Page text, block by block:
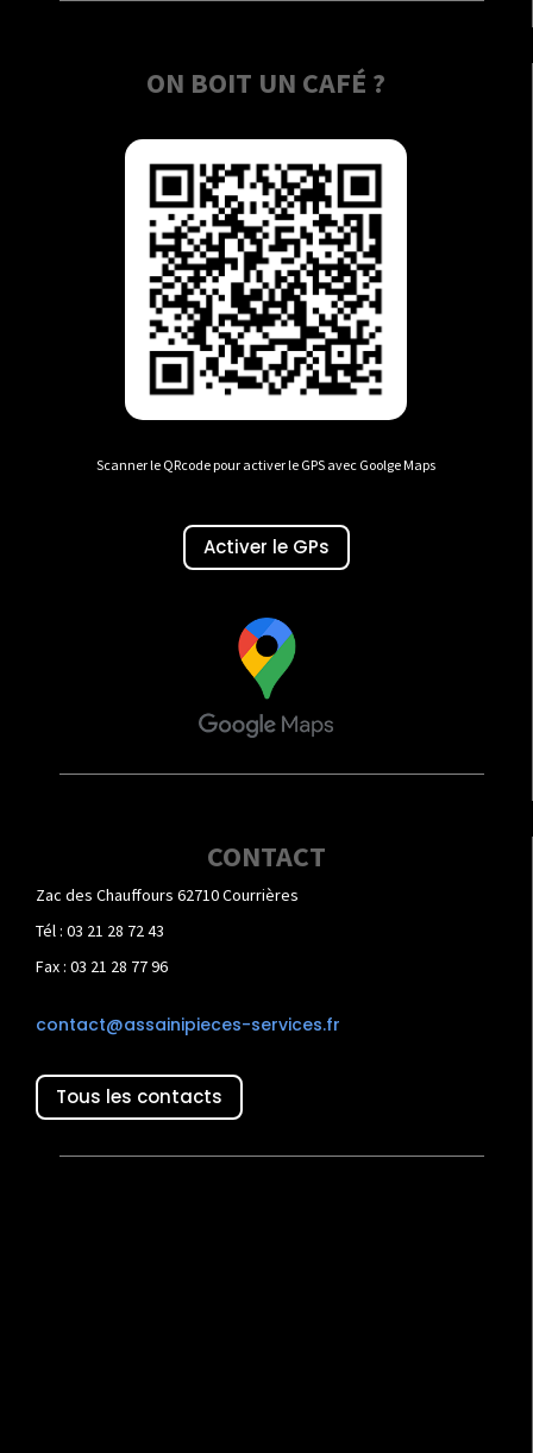
ON BOIT UN CAFÉ ?
Scanner le QRcode pour activer le GPS avec Goolge Maps
Activer le GPs
CONTACT
Zac des Chauffours 62710 Courrières
Tél : 03 21 28 72 43
Fax : 03 21 28 77 96
contact@assainipieces-services.fr
Tous les contacts